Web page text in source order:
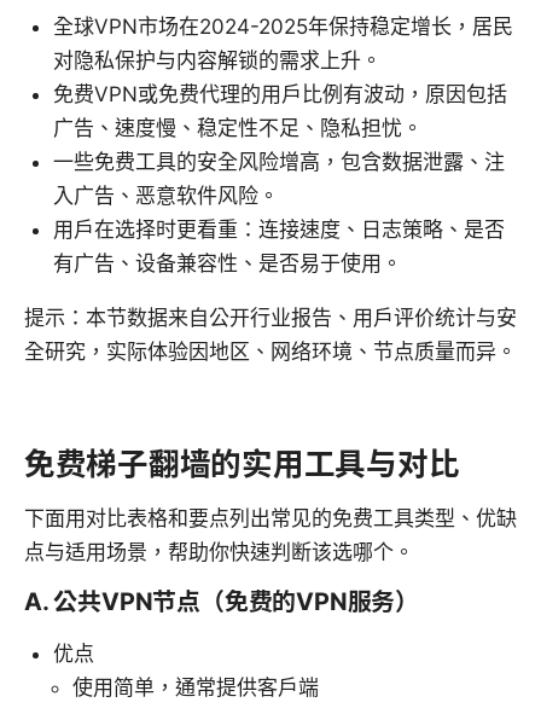
全球VPN市场在2024-2025年保持稳定增长，居民
对隐私保护与内容解锁的需求上升。
免费VPN或免费代理的用户比例有波动，原因包括
广告、速度慢、稳定性不足、隐私担忧。
一些免费工具的安全风险增高，包含数据泄露、注
入广告、恶意软件风险。
用户在选择时更看重：连接速度、日志策略、是否
有广告、设备兼容性、是否易于使用。
提示：本节数据来自公开行业报告、用户评价统计与安
全研究，实际体验因地区、网络环境、节点质量而异。
免费梯子翻墙的实用工具与对比
下面用对比表格和要点列出常见的免费工具类型、优缺
点与适用场景，帮助你快速判断该选哪个。
A. 公共VPN节点（免费的VPN服务）
优点
使用简单，通常提供客户端